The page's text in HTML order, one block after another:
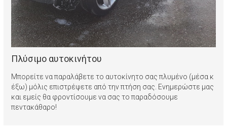
Πλύσιμο αυτοκινήτου
Μπορείτε να παραλάβετε το αυτοκίνητο σας πλυμένο (μέσα κ
έξω) μόλις επιστρέψετε από την πτήση σας. Ενημερώστε μας
και εμείς θα φροντίσουμε να σας το παραδόσουμε
πεντακάθαρο!